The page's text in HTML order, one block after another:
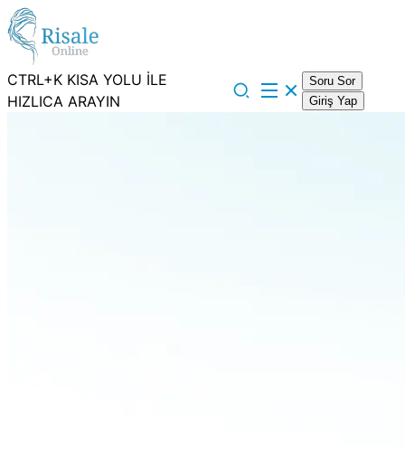
CTRL+K KISA YOLU İLE
HIZLICA ARAYIN
Soru Sor
Giriş Yap